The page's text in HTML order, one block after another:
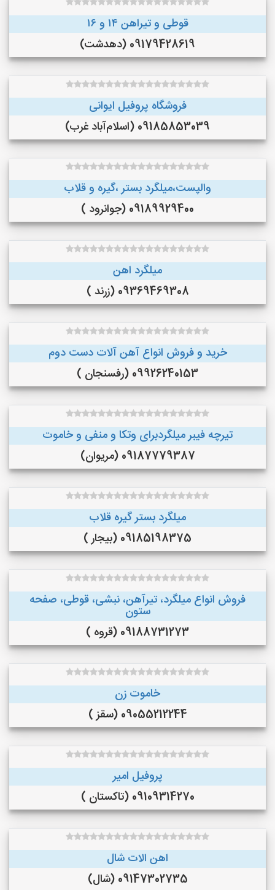
قوطی و تیراهن ۱۴ و ۱۶
09179428619 (دهدشت)
فروشگاه پروفیل ایوانی
09185853039 (اسلام‌آباد غرب)
والپست،میلگرد بستر ،گیره و قلاب
09189929400 (جوانرود )
میلگرد اهن
09369469308 (زرند )
خرید و فروش انواع آهن آلات دست دوم
09926240153 (رفسنجان )
تیرچه فیبر میلگردبرای وتکا و منفی و خاموت
09187779387 (مریوان)
میلگرد بستر گیره قلاب
09185198375 (بیجار )
فروش انواع میلگرد، تیرآهن، نبشی، قوطی، صفحه
ستون
09188731273 (قروه )
خاموت زن
09055212244 (سقز )
پروفیل امیر
09109314270 (تاکستان )
اهن الات شال
09147302735 (شال)